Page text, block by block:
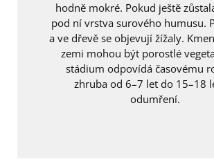
hodně mokré. Pokud ještě
pod ní vrstva surového humusu.
a ve dřevě se objevují žížaly.
zemi mohou být porostlé
stádium odpovídá časovému
zhruba od 6–7 let do 15–18
odumření.